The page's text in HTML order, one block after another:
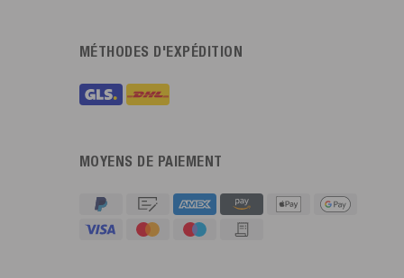
MÉTHODES D'EXPÉDITION
MOYENS DE PAIEMENT
4,91 Évaluation 623 Avis